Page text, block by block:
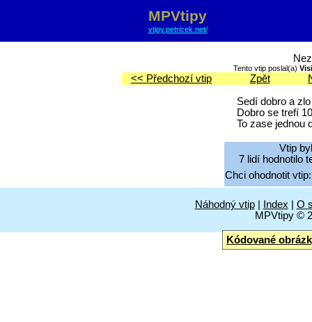
MPVtipy
vtipy.petricek.net/
Tento vtip poslal(a)
<< Předchozí vtip Zpět
Sedí dobro a
Dobro se trefí
To zase jednou
Vtip
7 lidí hodnotilo
Chci ohodnotit vtip:
Náhodný vtip| Index
O
MPVtipy ©
Kódované